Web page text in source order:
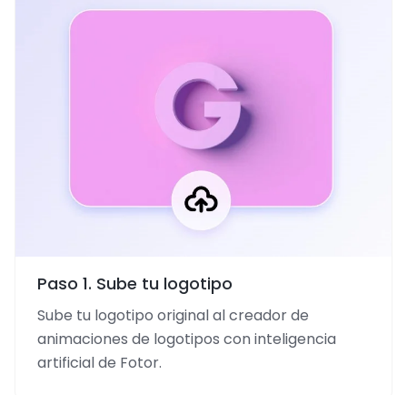
Paso 1. Sube tu logotipo
Sube tu logotipo original al creador de
animaciones de logotipos con inteligencia
artificial de Fotor.